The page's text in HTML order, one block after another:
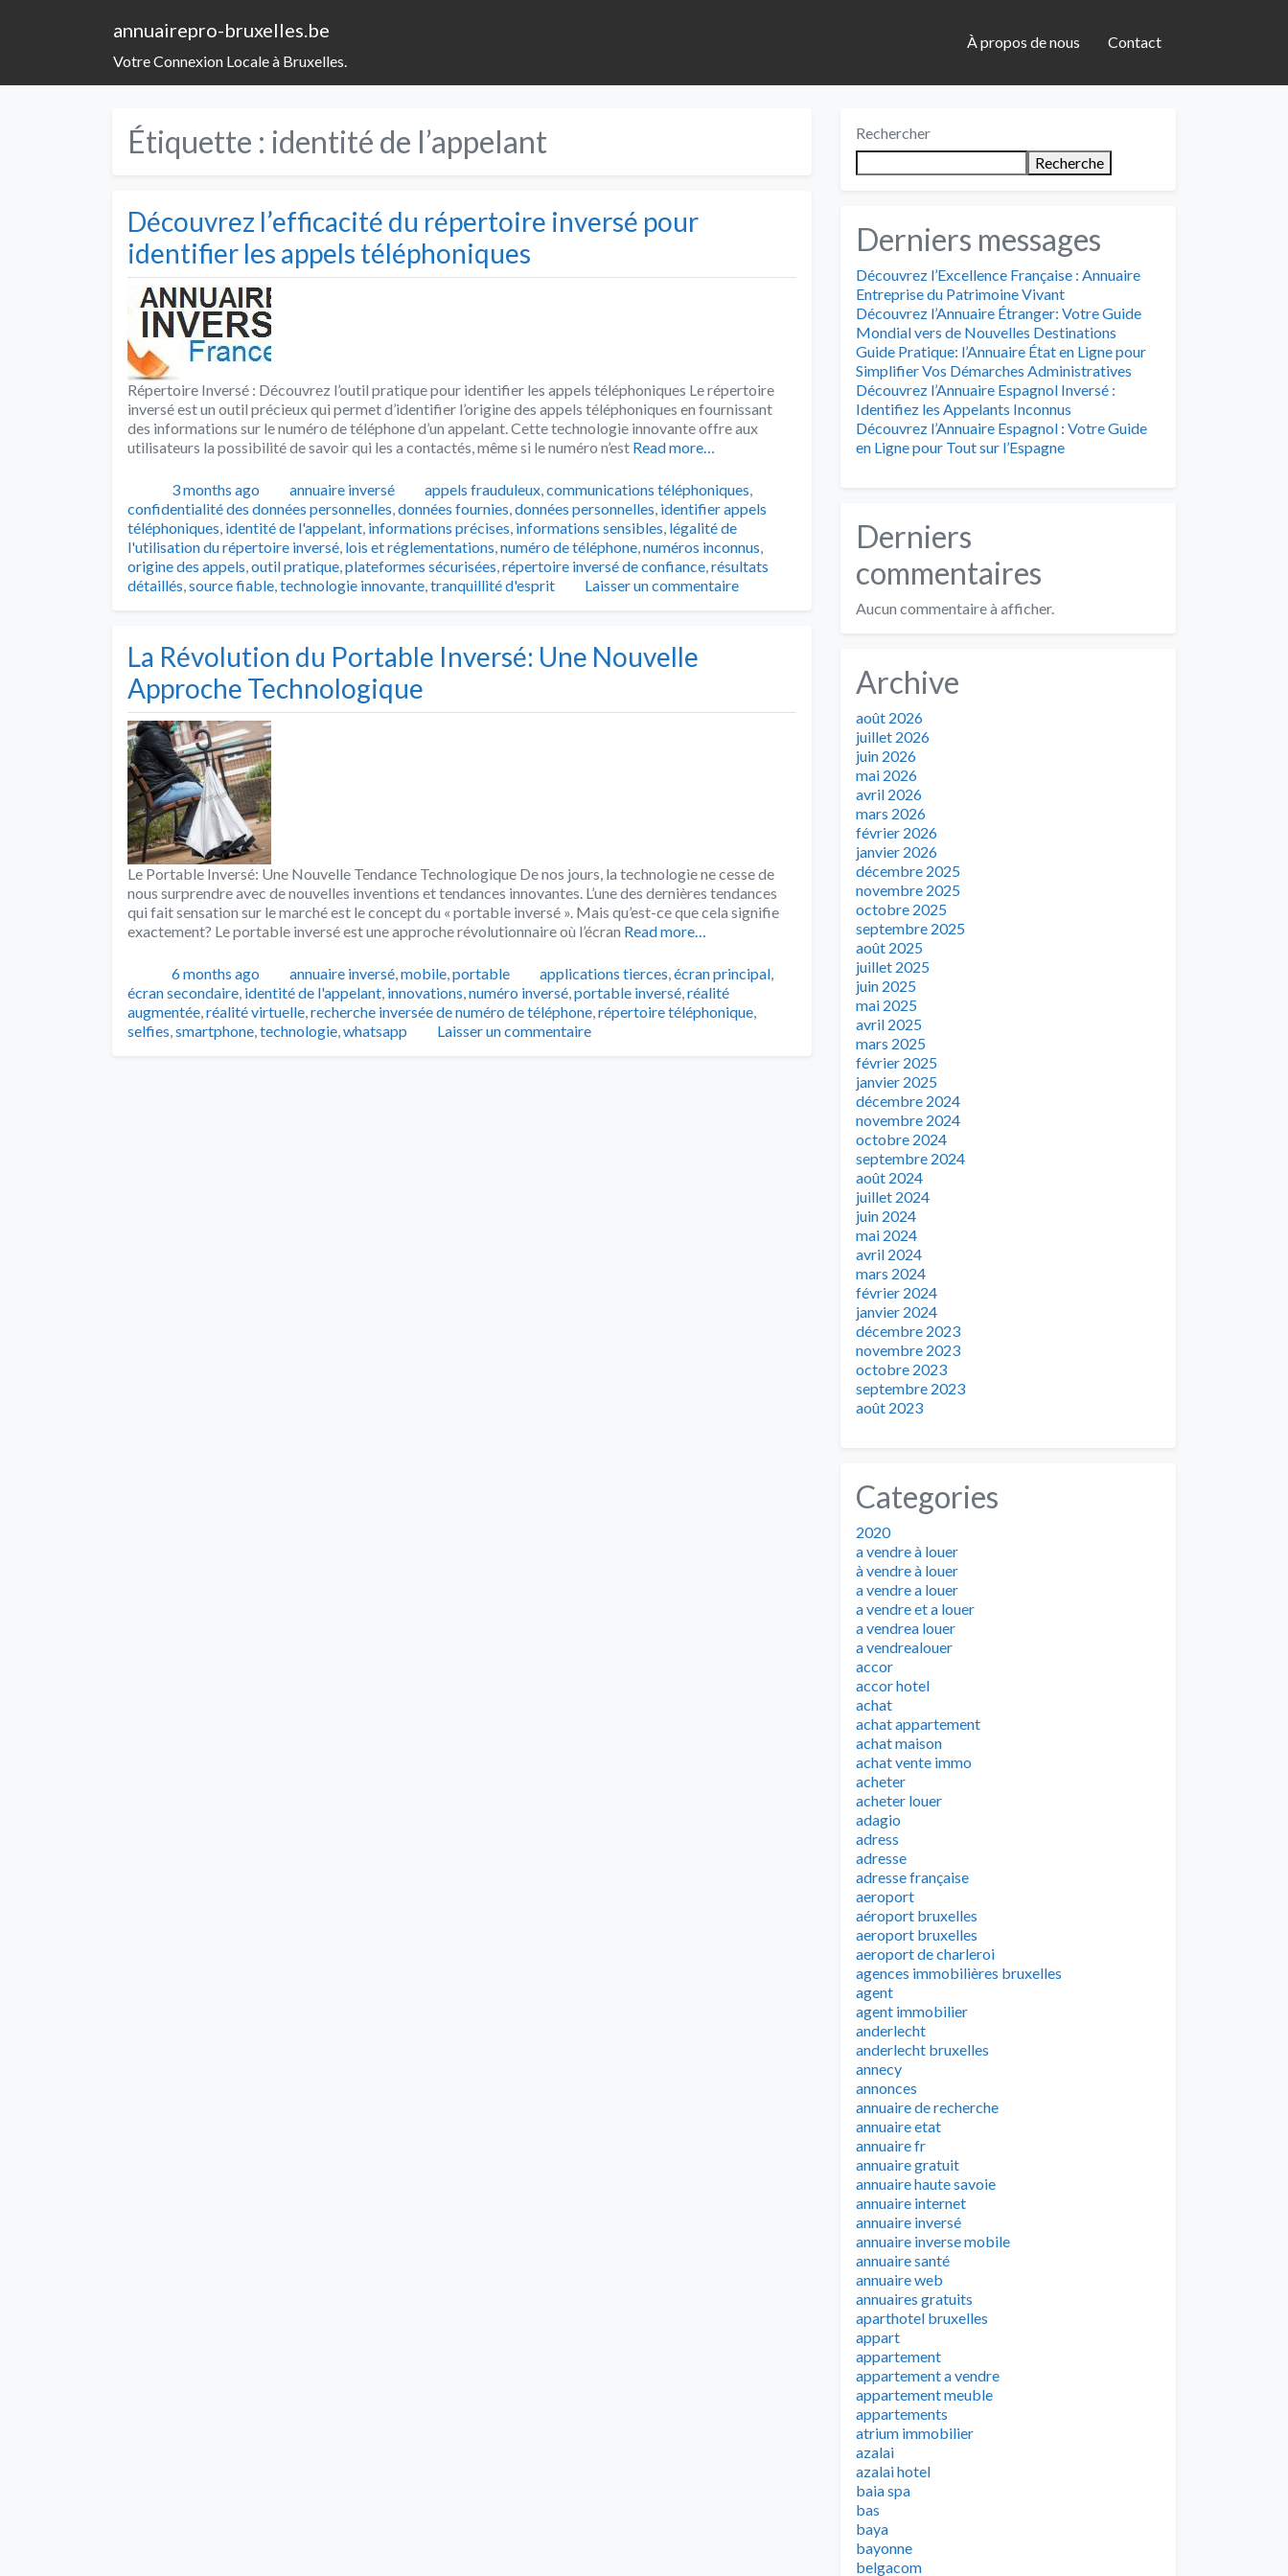
annuairepro-bruxelles.be
Votre Connexion Locale à Bruxelles.
À propos de nous Contact
Étiquette : identité de l’appelant
Découvrez l’efficacité du répertoire inversé pour
identifier les appels téléphoniques
Répertoire Inversé : Découvrez l’outil pratique pour identifier les appels téléphoniques Le répertoire
inversé est un outil précieux qui permet d’identifier l’origine des appels téléphoniques en fournissant
des informations sur le numéro de téléphone d’un appelant. Cette technologie innovante offre aux
utilisateurs la possibilité de savoir qui les a contactés, même si le numéro n’est Read more…
Publié3 months ago Catégories
annuaire inversé Tags
appels frauduleux,communications téléphoniques,
confidentialité des données personnelles,données fournies,données personnelles, identifier appels
téléphoniques, identité de l'appelant, informations précises, informations sensibles, légalité de
l'utilisation du répertoire inversé, lois et réglementations,numéro de téléphone,numéros inconnus,
origine des appels,outil pratique,plateformes sécurisées,répertoire inversé de confiance,résultats
détaillés,source fiable,technologie innovante,tranquillité d'esprit Laisser un commentaire
La Révolution du Portable Inversé: Une Nouvelle
Approche Technologique
Le Portable Inversé: Une Nouvelle Tendance Technologique De nos jours, la technologie ne cesse de
nous surprendre avec de nouvelles inventions et tendances innovantes. L’une des dernières tendances
qui fait sensation sur le marché est le concept du « portable inversé ». Mais qu’est-ce que cela signifie
exactement? Le portable inversé est une approche révolutionnaire où l’écran Read more…
Publié
6 months ago Catégories
annuaire inversé,mobile,portable Tags
applications tierces,écran principal,
écran secondaire, identité de l'appelant, innovations,numéro inversé,portable inversé,réalité
augmentée,réalité virtuelle,recherche inversée de numéro de téléphone,répertoire téléphonique,
selfies,smartphone,technologie,whatsapp Laisser un commentaire
Rechercher
Recherche
Derniers messages
Découvrez l’Excellence Française : Annuaire
Entreprise du Patrimoine Vivant
Découvrez l’Annuaire Étranger: Votre Guide
Mondial vers de Nouvelles Destinations
Guide Pratique: l’Annuaire État en Ligne pour
Simplifier Vos Démarches Administratives
Découvrez l’Annuaire Espagnol Inversé :
Identifiez les Appelants Inconnus
Découvrez l’Annuaire Espagnol : Votre Guide
en Ligne pour Tout sur l’Espagne
Derniers
commentaires
Aucun commentaire à afficher.
Archive
août 2026
juillet 2026
juin 2026
mai 2026
avril 2026
mars 2026
février 2026
janvier 2026
décembre 2025
novembre 2025
octobre 2025
septembre 2025
août 2025
juillet 2025
juin 2025
mai 2025
avril 2025
mars 2025
février 2025
janvier 2025
décembre 2024
novembre 2024
octobre 2024
septembre 2024
août 2024
juillet 2024
juin 2024
mai 2024
avril 2024
mars 2024
février 2024
janvier 2024
décembre 2023
novembre 2023
octobre 2023
septembre 2023
août 2023
Categories
2020
a vendre à louer
à vendre à louer
a vendre a louer
a vendre et a louer
a vendrea louer
a vendrealouer
accor
accor hotel
achat
achat appartement
achat maison
achat vente immo
acheter
acheter louer
adagio
adress
adresse
adresse française
aeroport
aéroport bruxelles
aeroport bruxelles
aeroport de charleroi
agences immobilières bruxelles
agent
agent immobilier
anderlecht
anderlecht bruxelles
annecy
annonces
annuaire de recherche
annuaire etat
annuaire fr
annuaire gratuit
annuaire haute savoie
annuaire internet
annuaire inversé
annuaire inverse mobile
annuaire santé
annuaire web
annuaires gratuits
aparthotel bruxelles
appart
appartement
appartement a vendre
appartement meuble
appartements
atrium immobilier
azalai
azalai hotel
baia spa
bas
baya
bayonne
belgacom